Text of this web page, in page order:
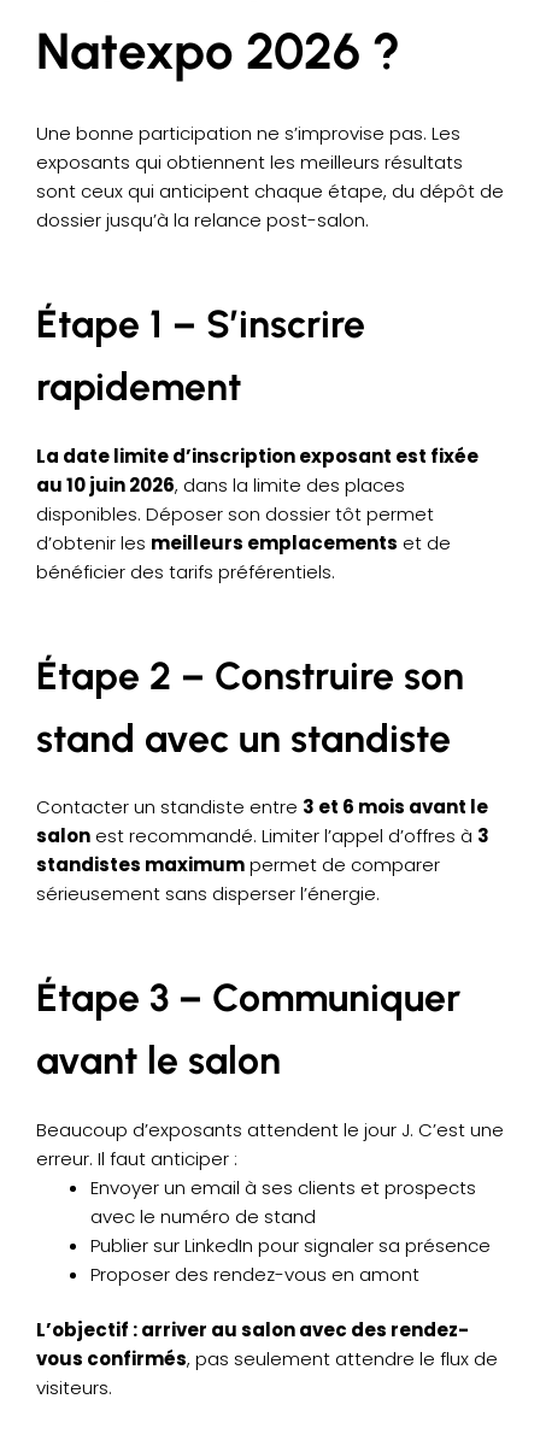
Natexpo 2026 ?
Une bonne participation ne s’improvise pas. Les
exposants qui obtiennent les meilleurs résultats
sont ceux qui anticipent chaque étape, du dépôt de
dossier jusqu’à la relance post-salon.
Étape 1 – S’inscrire
rapidement
La date limite d’inscription exposant est fixée
au 10 juin 2026, dans la limite des places
disponibles. Déposer son dossier tôt permet
d’obtenir les meilleurs emplacements et de
bénéficier des tarifs préférentiels.
Étape 2 – Construire son
stand avec un standiste
Contacter un standiste entre 3 et 6 mois avant le
salon est recommandé. Limiter l’appel d’offres à 3
standistes maximumpermet de comparer
sérieusement sans disperser l’énergie.
Étape 3 – Communiquer
avant le salon
Beaucoup d’exposants attendent le jour J. C’est une
erreur. Il faut anticiper :
Envoyer un email à ses clients et prospects
avec le numéro de stand
Publier sur LinkedIn pour signaler sa présence
Proposer des rendez-vous en amont
L’objectif : arriver au salon avec des rendez-
vous confirmés, pas seulement attendre le flux de
visiteurs.